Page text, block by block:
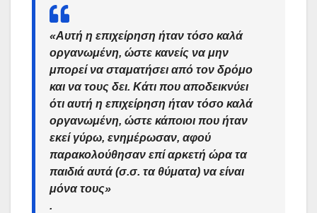
«Αυτή η επιχείρηση ήταν τόσο καλά
οργανωμένη, ώστε κανείς να μην
μπορεί να σταματήσει από τον δρόμο
και να τους δει. Κάτι που αποδεικνύει
ότι αυτή η επιχείρηση ήταν τόσο καλά
οργανωμένη, ώστε κάποιοι που ήταν
εκεί γύρω, ενημέρωσαν, αφού
παρακολούθησαν επί αρκετή ώρα τα
παιδιά αυτά (σ.σ. τα θύματα) να είναι
μόνα τους»
.